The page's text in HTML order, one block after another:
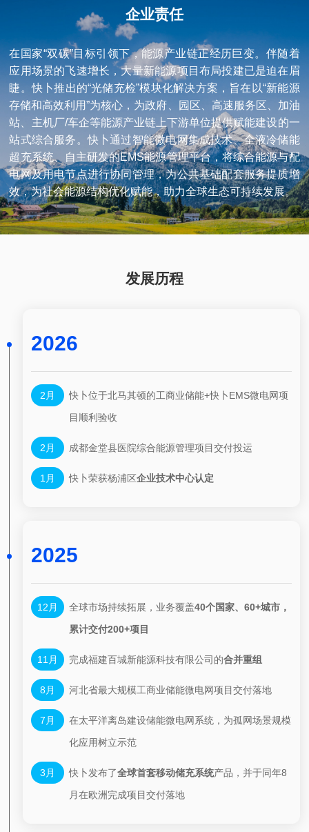
企业责任
在国家“双碳”目标引领下，能源产业链正经历巨变。伴随着
应用场景的飞速增长，大量新能源项目布局投建已是迫在眉
睫。快卜推出的“光储充检”模块化解决方案，旨在以“新能源
存储和高效利用”为核心，为政府、园区、高速服务区、加油
站、主机厂/车企等能源产业链上下游单位提供赋能建设的一
站式综合服务。快卜通过智能微电网集成技术、全液冷储能
超充系统、自主研发的EMS能源管理平台，将综合能源与配
电网及用电节点进行协同管理，为公共基础配套服务提质增
效，为社会能源结构优化赋能，助力全球生态可持续发展。
发展历程
2026
2月
快卜位于北马其顿的工商业储能+快卜EMS微电网项
目顺利验收
2月 成都金堂县医院综合能源管理项目交付投运
1月 快卜荣获杨浦区企业技术中心认定
2025
12月 全球市场持续拓展，业务覆盖40个国家、60+城市，
累计交付200+项目
11月 完成福建百城新能源科技有限公司的合并重组
8月 河北省最大规模工商业储能微电网项目交付落地
7月
在太平洋离岛建设储能微电网系统，为孤网场景规模
化应用树立示范
3月 快卜发布了全球首套移动储充系统产品，并于同年8
月在欧洲完成项目交付落地